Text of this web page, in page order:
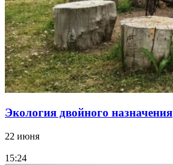
Экология двойного назначения
22 июня
15:24